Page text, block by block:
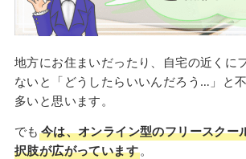
地方にお住まいだったり、自宅の近くに
ないと「どうしたらいいんだろう…」と
多いと思います。
でも 今は、オンライン型のフリースクー
択肢が広がっています。